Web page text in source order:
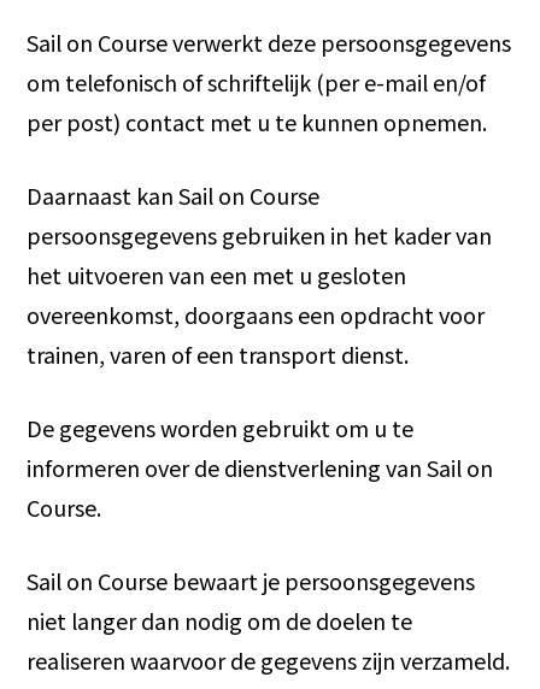
Sail on Course verwerkt deze persoonsgegevens
om telefonisch of schriftelijk (per e-mail en/of
per post) contact met u te kunnen opnemen.
Daarnaast kan Sail on Course
persoonsgegevens gebruiken in het kader van
het uitvoeren van een met u gesloten
overeenkomst, doorgaans een opdracht voor
trainen, varen of een transport dienst.
De gegevens worden gebruikt om u te
informeren over de dienstverlening van Sail on
Course.
Sail on Course bewaart je persoonsgegevens
niet langer dan nodig om de doelen te
realiseren waarvoor de gegevens zijn verzameld.